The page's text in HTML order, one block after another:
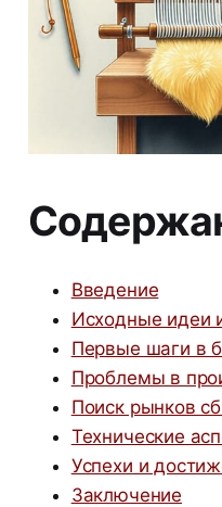
Введение
Исходные идеи
Первые шаги в
Проблемы в
Поиск рынков
Технические
Успехи и
Заключение